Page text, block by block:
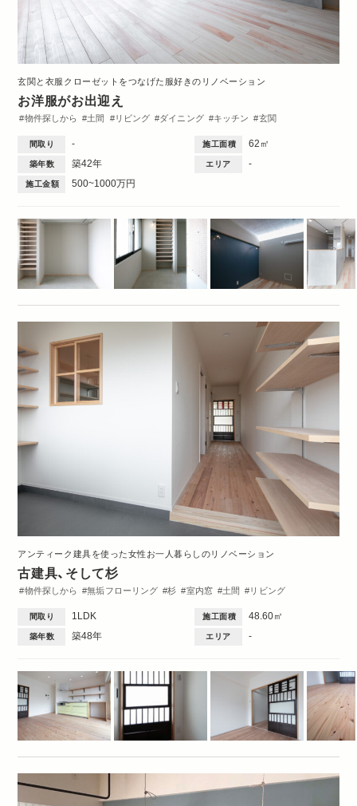
玄関と衣服クローゼットをつなげた服好きのリノベーション
お洋服がお出迎え
物件探しから 土間 リビング ダイニング キッチン
玄関
間取り - 施工面積 62㎡
築年数 築42年 エリア -
施工金額 500~1000万円
アンティーク建具を使った女性お一人暮らしのリノベーション
古建具、そして杉
物件探しから 無垢フローリング 杉 室内窓 土間
リビング
Single
1DK・1LDK
間取り 1LDK 施工面積 48.60㎡
築年数 築48年 エリア -